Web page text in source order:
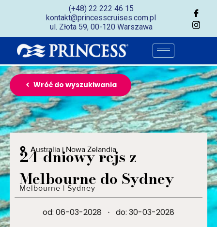
(+48) 22 222 46 15
kontakt@princesscruises.com.pl
ul. Złota 59, 00-120 Warszawa
Wróć do wyszukiwania
Australia i Nowa Zelandia
24-dniowy rejs z
Melbourne do Sydney
Melbourne | Sydney
od: 06-03-2028 · do: 30-03-2028